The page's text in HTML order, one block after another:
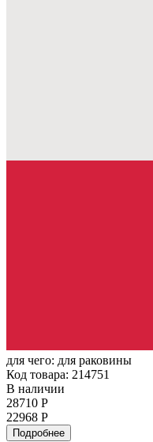
для чего: для раковины
Код товара: 214751
В наличии
28710 Р
22968 Р
Подробнее